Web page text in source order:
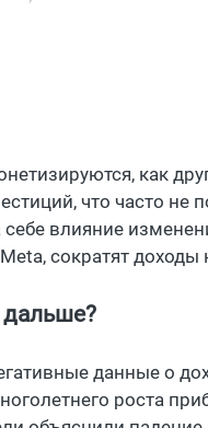
как
что часто
влияние
сократят
данные о
роста